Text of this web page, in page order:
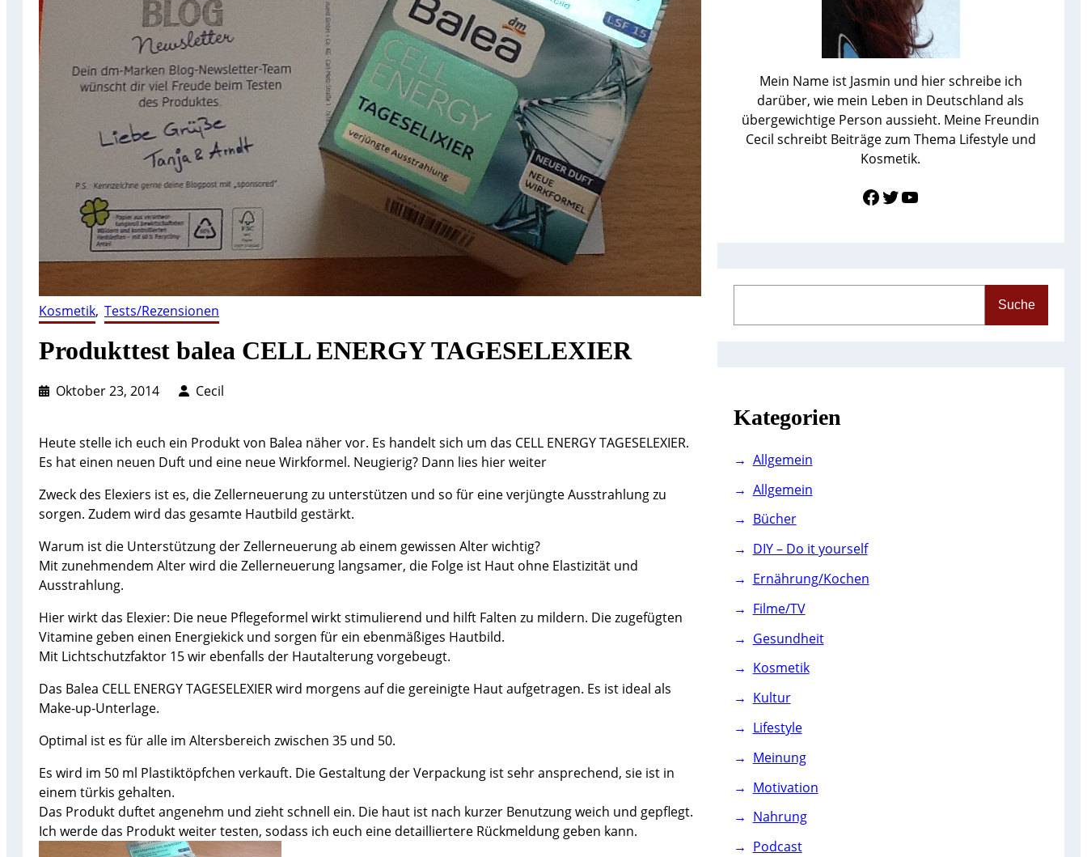
Kosmetik, Tests/Rezensionen
Produkttest balea CELL ENERGY TAGESELEXIER
Oktober 23, 2014 Cecil
Heute stelle ich euch ein Produkt von Balea näher vor. Es handelt sich um das CELL ENERGY TAGESELEXIER.
Es hat einen neuen Duft und eine neue Wirkformel. Neugierig? Dann lies hier weiter
Zweck des Elexiers ist es, die Zellerneuerung zu unterstützen und so für eine verjüngte Ausstrahlung zu
sorgen. Zudem wird das gesamte Hautbild gestärkt.
Warum ist die Unterstützung der Zellerneuerung ab einem gewissen Alter wichtig?
Mit zunehmendem Alter wird die Zellerneuerung langsamer, die Folge ist Haut ohne Elastizität und
Ausstrahlung.
Hier wirkt das Elexier: Die neue Pflegeformel wirkt stimulierend und hilft Falten zu mildern. Die zugefügten
Vitamine geben einen Energiekick und sorgen für ein ebenmäßiges Hautbild.
Mit Lichtschutzfaktor 15 wir ebenfalls der Hautalterung vorgebeugt.
Das Balea CELL ENERGY TAGESELEXIER wird morgens auf die gereinigte Haut aufgetragen. Es ist ideal als
Make-up-Unterlage.
Optimal ist es für alle im Altersbereich zwischen 35 und 50.
Es wird im 50 ml Plastiktöpfchen verkauft. Die Gestaltung der Verpackung ist sehr ansprechend, sie ist in
einem türkis gehalten.
Das Produkt duftet angenehm und zieht schnell ein. Die haut ist nach kurzer Benutzung weich und gepflegt.
Ich werde das Produkt weiter testen, sodass ich euch eine detailliertere Rückmeldung geben kann.
Mein Name ist Jasmin und hier schreibe ich
darüber, wie mein Leben in Deutschland als
übergewichtige Person aussieht. Meine Freundin
Cecil schreibt Beiträge zum Thema Lifestyle und
Kosmetik.
Link zu Facebook Twitter YouTube
Suche
Kategorien
Allgemein
Allgemein
Bücher
DIY – Do it yourself
Ernährung/Kochen
Filme/TV
Gesundheit
Kosmetik
Kultur
Lifestyle
Meinung
Motivation
Nahrung
Podcast